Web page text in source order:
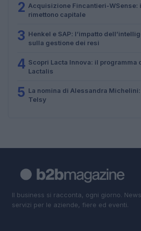
2 Acquisizione Fincantieri-WSense:
rimettono capitale
3 Henkel e SAP: l’impatto
sulla gestione dei resi
4 Scopri Lacta Innova: il programma
Lactalis
5 La nomina di Alessandra
Telsy
Il business si racconta, ogni giorno.
servizi per le aziende, fiere ed eventi.